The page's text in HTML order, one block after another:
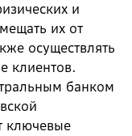
и
их от
осуществлять
клиентов.
банком
ключевые